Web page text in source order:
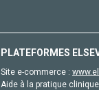
PLATEFORMES
Site e-commerce :
Aide à la pratique